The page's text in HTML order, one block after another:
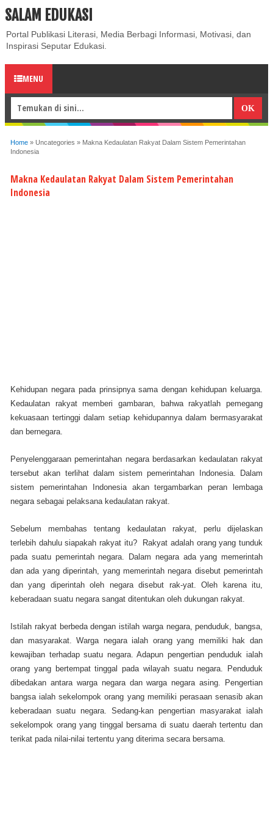
ABOUT CONTACT US
SALAM EDUKASI
Portal Publikasi Literasi, Media Berbagi Informasi, Motivasi, dan
Inspirasi Seputar Edukasi.
MENU
Home » Uncategories » Makna Kedaulatan Rakyat Dalam Sistem Pemerintahan
Indonesia
Makna Kedaulatan Rakyat Dalam Sistem Pemerintahan
Indonesia
Kehidupan negara pada prinsipnya sama dengan kehidupan keluarga.
Kedaulatan rakyat memberi gambaran, bahwa rakyatlah pemegang
kekuasaan tertinggi dalam setiap kehidupannya dalam bermasyarakat
dan bernegara.
Penyelenggaraan pemerintahan negara berdasarkan kedaulatan rakyat
tersebut akan terlihat dalam sistem pemerintahan Indonesia. Dalam
sistem pemerintahan Indonesia akan tergambarkan peran lembaga
negara sebagai pelaksana kedaulatan rakyat.
Sebelum membahas tentang kedaulatan rakyat, perlu dijelaskan
terlebih dahulu siapakah rakyat itu? Rakyat adalah orang yang tunduk
pada suatu pemerintah negara. Dalam negara ada yang memerintah
dan ada yang diperintah, yang memerintah negara disebut pemerintah
dan yang diperintah oleh negara disebut rak-yat. Oleh karena itu,
keberadaan suatu negara sangat ditentukan oleh dukungan rakyat.
Istilah rakyat berbeda dengan istilah warga negara, penduduk, bangsa,
dan masyarakat. Warga negara ialah orang yang memiliki hak dan
kewajiban terhadap suatu negara. Adapun pengertian penduduk ialah
orang yang bertempat tinggal pada wilayah suatu negara. Penduduk
dibedakan antara warga negara dan warga negara asing. Pengertian
bangsa ialah sekelompok orang yang memiliki perasaan senasib akan
keberadaan suatu negara. Sedang-kan pengertian masyarakat ialah
sekelompok orang yang tinggal bersama di suatu daerah tertentu dan
terikat pada nilai-nilai tertentu yang diterima secara bersama.